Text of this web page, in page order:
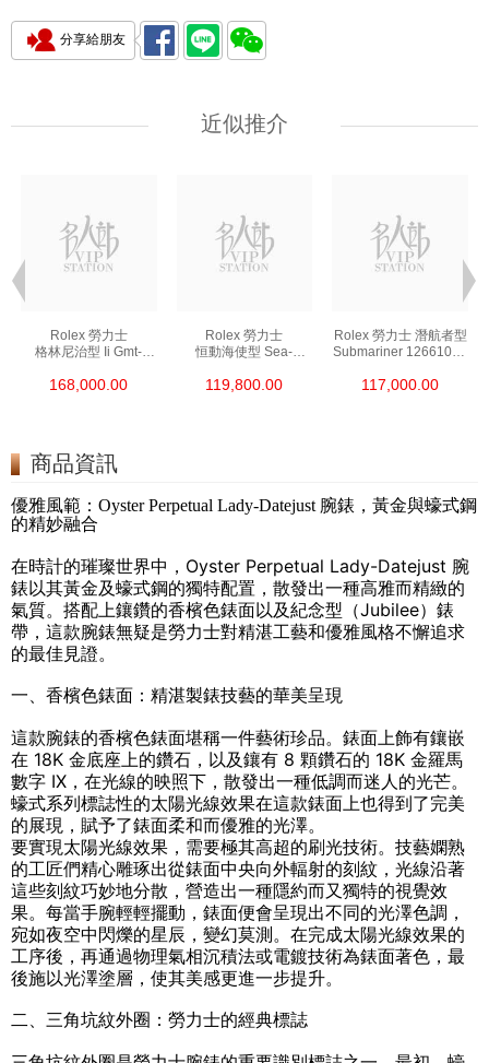
分享給朋友
近似推介
Rolex 勞力士
格林尼治型 Ii Gmt-
0002 18kt玫瑰金/鋼
168,000.00
Rolex 勞力士
恒動海使型 Sea-
精鋼 單紅
119,800.00
Rolex 勞力士 潛航者型
Submariner 126610ln-
117,000.00
商品資訊
優雅風範：Oyster Perpetual Lady-Datejust 腕錶，黃金與蠔式鋼
的精妙融合
在時計的璀璨世界中，Oyster Perpetual Lady-Datejust 腕
錶以其黃金及蠔式鋼的獨特配置，散發出一種高雅而精緻的
氣質。搭配上鑲鑽的香檳色錶面以及紀念型（Jubilee）錶
帶，這款腕錶無疑是勞力士對精湛工藝和優雅風格不懈追求
的最佳見證。
一、香檳色錶面：精湛製錶技藝的華美呈現
這款腕錶的香檳色錶面堪稱一件藝術珍品。錶面上飾有鑲嵌
在 18K 金底座上的鑽石，以及鑲有 8 顆鑽石的 18K 金羅馬
數字 IX，在光線的映照下，散發出一種低調而迷人的光芒。
蠔式系列標誌性的太陽光線效果在這款錶面上也得到了完美
的展現，賦予了錶面柔和而優雅的光澤。
要實現太陽光線效果，需要極其高超的刷光技術。技藝嫻熟
的工匠們精心雕琢出從錶面中央向外輻射的刻紋，光線沿著
這些刻紋巧妙地分散，營造出一種隱約而又獨特的視覺效
果。每當手腕輕輕擺動，錶面便會呈現出不同的光澤色調，
宛如夜空中閃爍的星辰，變幻莫測。在完成太陽光線效果的
工序後，再通過物理氣相沉積法或電鍍技術為錶面著色，最
後施以光澤塗層，使其美感更進一步提升。
二、三角坑紋外圈：勞力士的經典標誌